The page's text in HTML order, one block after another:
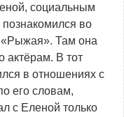
социальным
во
Там она
актёрам. В тот
в отношениях с
его словам,
с Еленой только